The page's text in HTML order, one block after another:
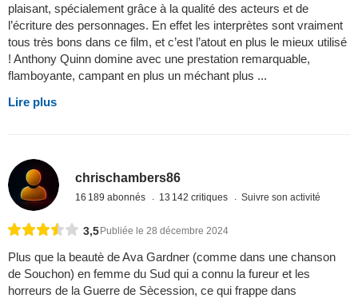
plaisant, spécialement grâce à la qualité des acteurs et de
l’écriture des personnages. En effet les interprètes sont vraiment
tous très bons dans ce film, et c’est l’atout en plus le mieux utilisé
! Anthony Quinn domine avec une prestation remarquable,
flamboyante, campant en plus un méchant plus ...
Lire plus
chrischambers86
16 189 abonnés 13 142 critiques Suivre son activité
3,5Publiée le 28 décembre 2024
Plus que la beautè de Ava Gardner (comme dans une chanson
de Souchon) en femme du Sud qui a connu la fureur et les
horreurs de la Guerre de Sècession, ce qui frappe dans